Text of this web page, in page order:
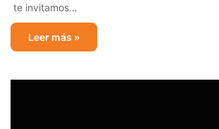
te invitamos…
Leer más »